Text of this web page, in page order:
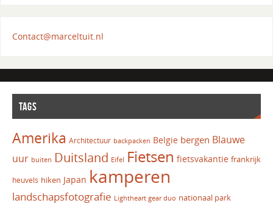
Contact@marceltuit.nl
TAGS
Amerika Architectuur backpacken Belgie bergen Blauwe
uur buiten Duitsland Eifel Fietsen fietsvakantie frankrijk
heuvels hiken Japan kamperen
landschapsfotografie Lightheart gear duo nationaal park